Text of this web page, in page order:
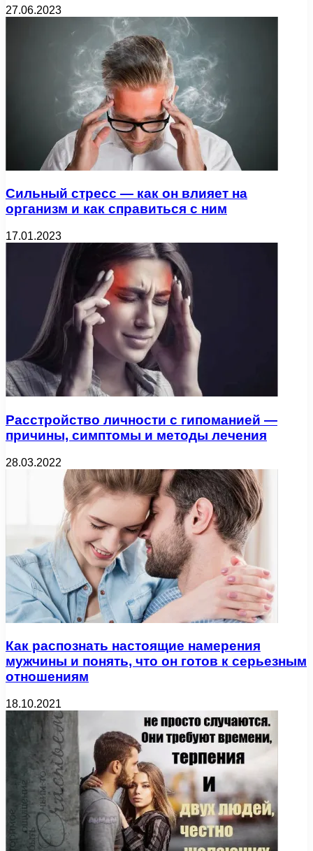
27.06.2023
Сильный стресс — как он влияет на
организм и как справиться с ним
17.01.2023
Расстройство личности с гипоманией —
причины, симптомы и методы лечения
28.03.2022
Как распознать настоящие намерения
мужчины и понять, что он готов к серьезным
отношениям
18.10.2021